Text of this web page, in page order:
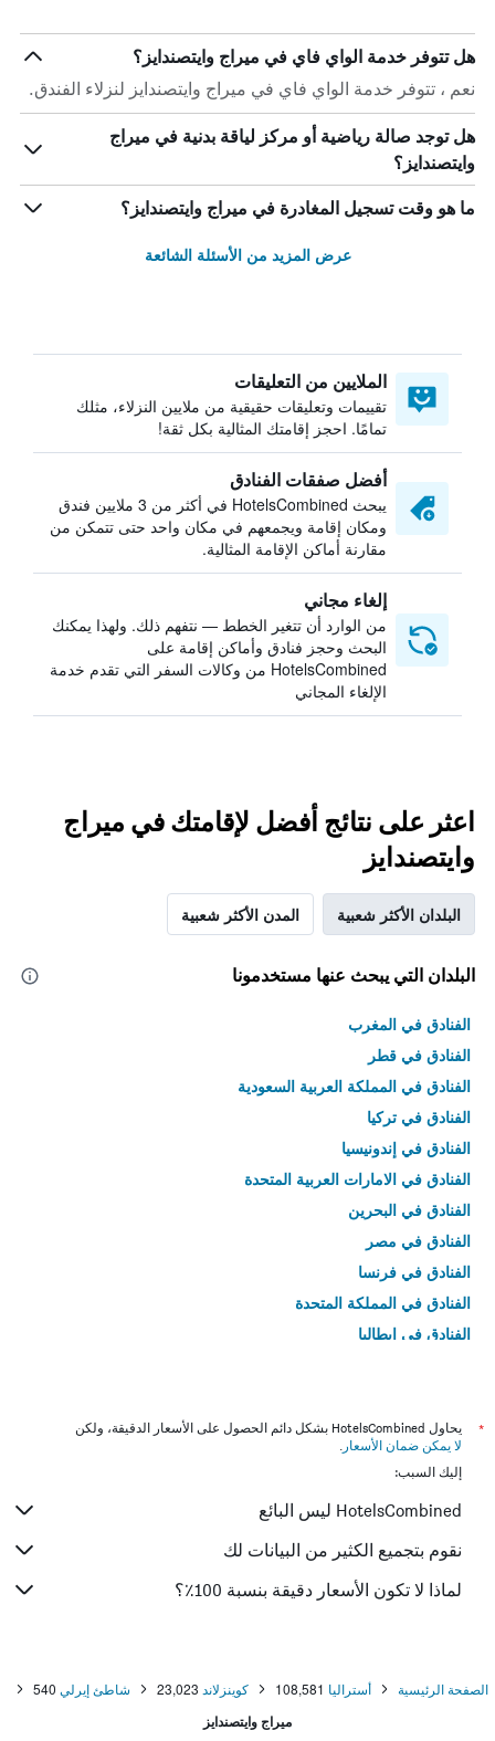
هل تتوفر خدمة الواي فاي في ميراج وايتصندايز؟
نعم ، تتوفر خدمة الواي فاي في ميراج وايتصندايز لنزلاء الفندق.
هل توجد صالة رياضية أو مركز لياقة بدنية في ميراج
وايتصندايز؟
ما هو وقت تسجيل المغادرة في ميراج وايتصندايز؟
عرض المزيد من الأسئلة الشائعة
الملايين من التعليقات
تقييمات وتعليقات حقيقية من ملايين النزلاء، مثلك
تمامًا. احجز إقامتك المثالية بكل ثقة!
أفضل صفقات الفنادق
يبحث HotelsCombined في أكثر من 3 ملايين فندق
ومكان إقامة ويجمعهم في مكان واحد حتى تتمكن من
مقارنة أماكن الإقامة المثالية.
إلغاء مجاني
من الوارد أن تتغير الخطط — نتفهم ذلك. ولهذا يمكنك
البحث وحجز فنادق وأماكن إقامة على
HotelsCombined من وكالات السفر التي تقدم خدمة
الإلغاء المجاني
اعثر على نتائج أفضل لإقامتك في ميراج
وايتصندايز
البلدان الأكثر شعبية المدن الأكثر شعبية
البلدان التي يبحث عنها مستخدمونا
الفنادق في المغرب
الفنادق في قطر
الفنادق في المملكة العربية السعودية
الفنادق في تركيا
الفنادق في إندونيسيا
الفنادق في الامارات العربية المتحدة
الفنادق في البحرين
الفنادق في مصر
الفنادق في فرنسا
الفنادق في المملكة المتحدة
الفنادق في إيطاليا
*
يحاول HotelsCombined بشكل دائم الحصول على الأسعار الدقيقة، ولكن
لا يمكن ضمان الأسعار .
إليك السبب:
HotelsCombined ليس البائع
نقوم بتجميع الكثير من البيانات لك
لماذا لا تكون الأسعار دقيقة بنسبة 100٪؟
الصفحة الرئيسية أستراليا 108,581 كوينزلاند 23,023 شاطئ إيرلي 540
ميراج وايتصندايز